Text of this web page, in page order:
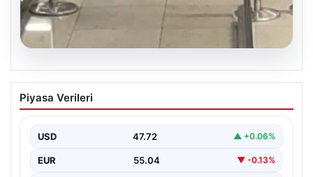
2 Yaşındaki Bebeğin Hayatını Kurtaran
Havalimanı Personeline Takdir Ödülü
olayda, ailesiyle seyahat eden 2 yaşındaki Liam adlı
bebeğin…
Piyasa Verileri
USD 47.72 ▲ +0.06%
EUR 55.04 ▼ -0.13%